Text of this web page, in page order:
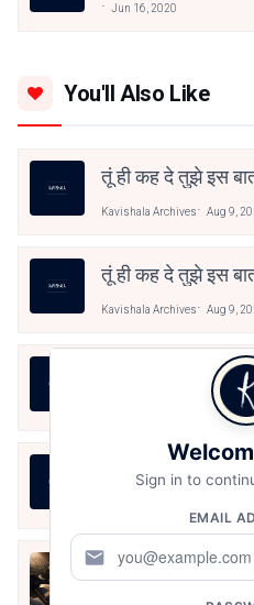
Jun 16, 2020
You'll Also Like
तूं ही कह दे तुझे इस
Kavishala Archives Aug 9,
तूं ही कह दे तुझे इस
Kavishala Archives Aug 9,
हौसला, ख्वाबों के
Aug 9,
राखी — एक अधूरी डोरी
मैंने समझाना छोड़ दिया
Sign in to
EMAIL
mail